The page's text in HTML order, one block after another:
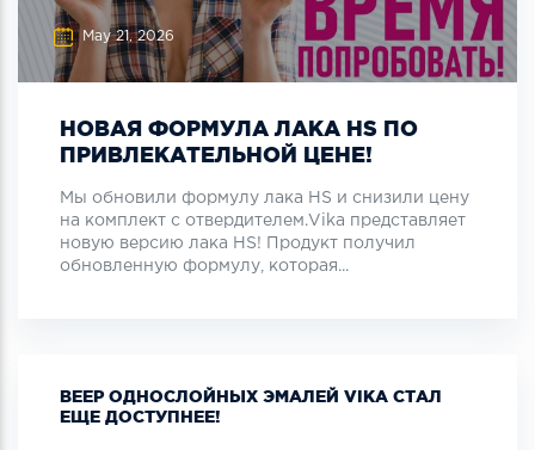
May 21, 2026
НОВАЯ ФОРМУЛА ЛАКА HS ПО
ПРИВЛЕКАТЕЛЬНОЙ ЦЕНЕ!
Мы обновили формулу лака HS и снизили цену
на комплект с отвердителем.Vika представляет
новую версию лака HS! Продукт получил
обновленную формулу, которая...
ВЕЕР ОДНОСЛОЙНЫХ ЭМАЛЕЙ VIKA СТАЛ
ЕЩЕ ДОСТУПНЕЕ!